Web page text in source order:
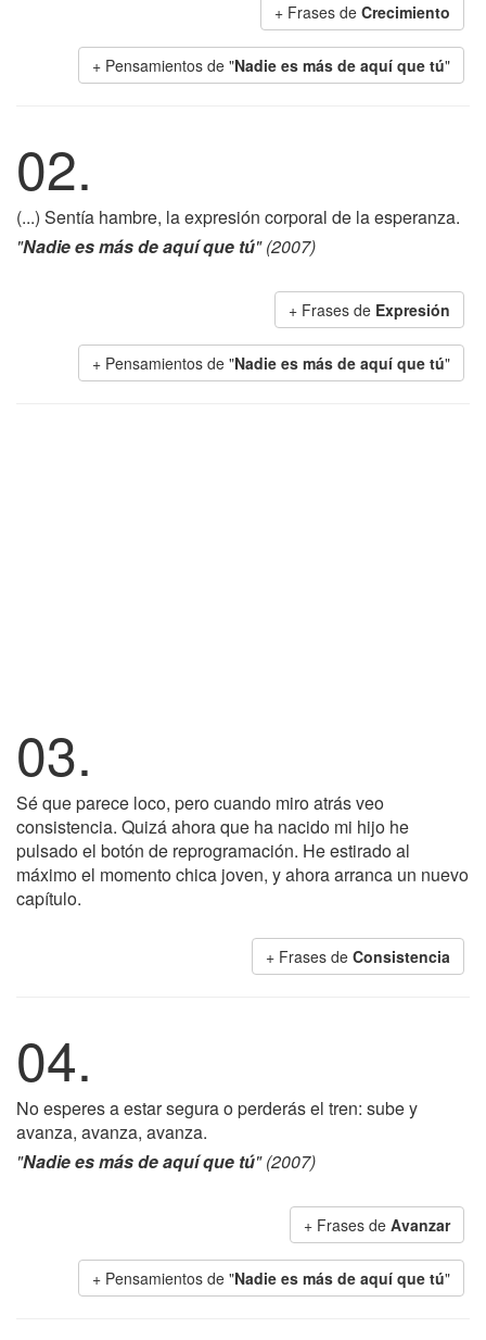
+ Frases de Crecimiento
+ Pensamientos de "Nadie es más de aquí que tú"
02.
(...) Sentía hambre, la expresión corporal de la esperanza.
"Nadie es más de aquí que tú" (2007)
+ Frases de Expresión
+ Pensamientos de "Nadie es más de aquí que tú"
03.
Sé que parece loco, pero cuando miro atrás veo
consistencia. Quizá ahora que ha nacido mi hijo he
pulsado el botón de reprogramación. He estirado al
máximo el momento chica joven, y ahora arranca un nuevo
capítulo.
+ Frases de Consistencia
04.
No esperes a estar segura o perderás el tren: sube y
avanza, avanza, avanza.
"Nadie es más de aquí que tú" (2007)
+ Frases de Avanzar
+ Pensamientos de "Nadie es más de aquí que tú"